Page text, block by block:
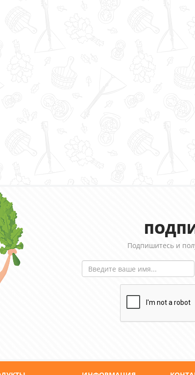
Подпишитесь и